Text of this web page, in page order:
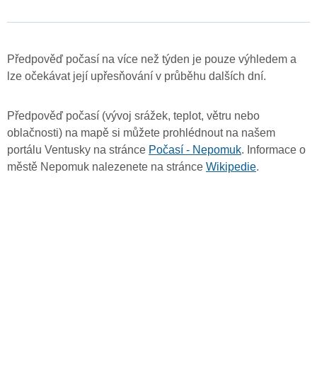
Předpověď počasí na více než týden je pouze výhledem a
lze očekávat její upřesňování v průběhu dalších dní.
Předpověď počasí (vývoj srážek, teplot, větru nebo
oblačnosti) na mapě si můžete prohlédnout na našem
portálu Ventusky na stránce Počasí - Nepomuk. Informace o
městě Nepomuk nalezenete na stránce Wikipedie.